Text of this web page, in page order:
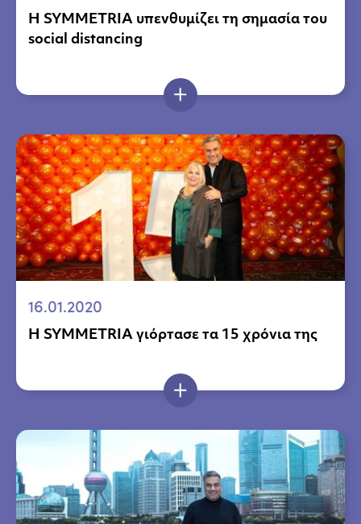
Η SYMMETRIA υπενθυμίζει τη σημασία του
social distancing
16.01.2020
Η SYMMETRIA γιόρτασε τα 15 χρόνια της